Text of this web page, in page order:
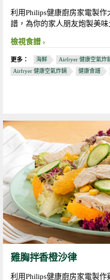
利用Philips健康廚房家電製
譜，為你的家人朋友炮製美味
檢視食譜
更多： 海鮮 Airfryer 健康空氣炸
Airfryer 健康空氣炸鍋
健康食譜
雞胸拌香橙沙律
利用Philips健康廚房家電製